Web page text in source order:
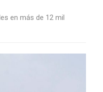
en más de 12 mil